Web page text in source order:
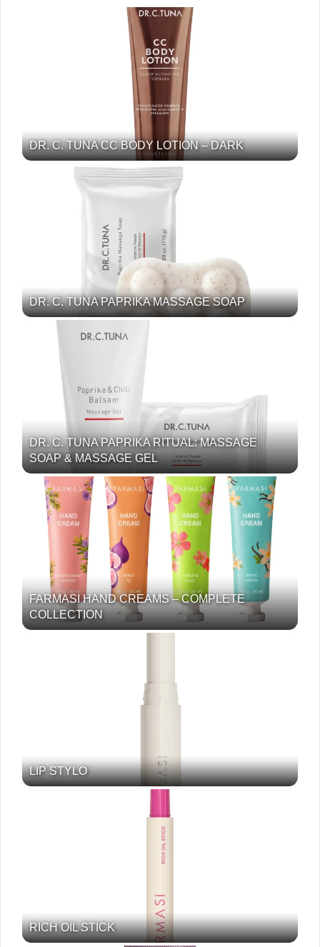
DR. C. TUNA CC BODY LOTION – DARK
DR. C. TUNA PAPRIKA MASSAGE SOAP
DR. C. TUNA PAPRIKA RITUAL: MASSAGE
SOAP & MASSAGE GEL
FARMASI HAND CREAMS – COMPLETE
COLLECTION
LIP STYLO
RICH OIL STICK